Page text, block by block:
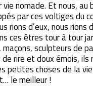
vie nomade. Et nous, au
par ces voltiges du
rions d’eux, nous rions
ces êtres tour à tour
maçons, sculpteurs de
rire et doux émois,
petites choses de la vie
le meilleur !